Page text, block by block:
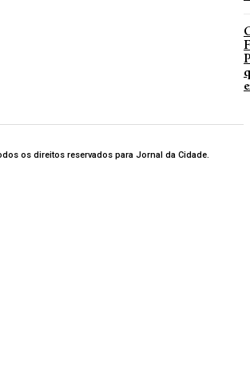
os direitos reservados para Jornal da Cidade.